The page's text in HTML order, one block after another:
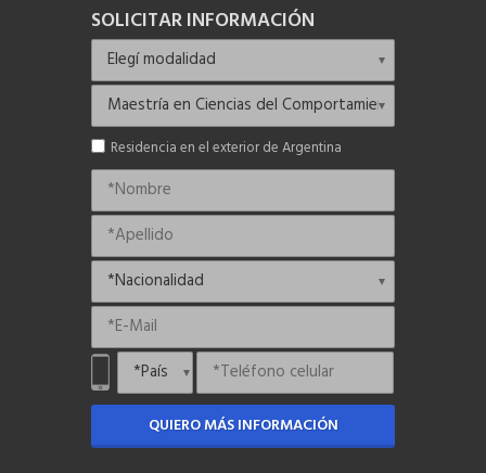
SOLICITAR INFORMACIÓN
Residencia en el exterior de Argentina
QUIERO MÁS INFORMACIÓN